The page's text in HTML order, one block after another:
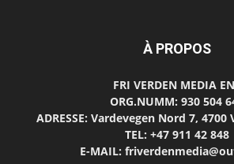
À PROPOS
FRI VERDEN MEDIA
ORG.NUMM: 930 504
ADRESSE: Vardevegen Nord 7, 4700
TEL: +47 911 42 848
E-MAIL: